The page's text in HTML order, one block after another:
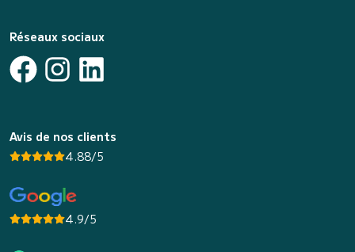
Réseaux sociaux
Avis de nos clients
4.88/5
4.9/5